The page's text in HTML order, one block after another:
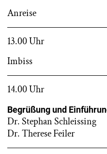
Anreise
13.00 Uhr
Imbiss
14.00 Uhr
Begrüßung und
Dr. Stephan Schleissing
Dr. Therese Feiler